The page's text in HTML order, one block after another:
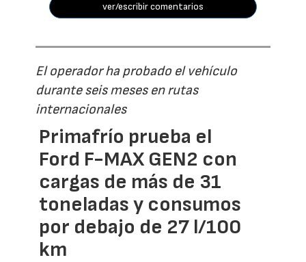
ver/escribir comentarios
El operador ha probado el vehículo
durante seis meses en rutas
internacionales
Primafrío prueba el
Ford F-MAX GEN2 con
cargas de más de 31
toneladas y consumos
por debajo de 27 l/100
km